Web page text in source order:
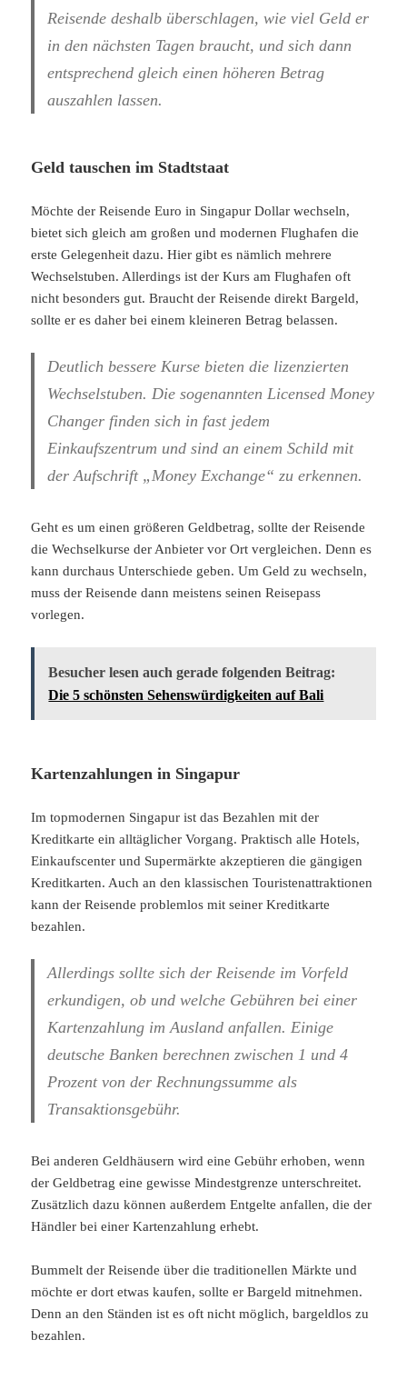
Reisende deshalb überschlagen, wie viel Geld er
in den nächsten Tagen braucht, und sich dann
entsprechend gleich einen höheren Betrag
auszahlen lassen.
Geld tauschen im Stadtstaat
Möchte der Reisende Euro in Singapur Dollar wechseln,
bietet sich gleich am großen und modernen Flughafen die
erste Gelegenheit dazu. Hier gibt es nämlich mehrere
Wechselstuben. Allerdings ist der Kurs am Flughafen oft
nicht besonders gut. Braucht der Reisende direkt Bargeld,
sollte er es daher bei einem kleineren Betrag belassen.
Deutlich bessere Kurse bieten die lizenzierten
Wechselstuben. Die sogenannten Licensed Money
Changer finden sich in fast jedem
Einkaufszentrum und sind an einem Schild mit
der Aufschrift „Money Exchange“ zu erkennen.
Geht es um einen größeren Geldbetrag, sollte der Reisende
die Wechselkurse der Anbieter vor Ort vergleichen. Denn es
kann durchaus Unterschiede geben. Um Geld zu wechseln,
muss der Reisende dann meistens seinen Reisepass
vorlegen.
Besucher lesen auch gerade folgenden Beitrag:
Die 5 schönsten Sehenswürdigkeiten auf Bali
Kartenzahlungen in Singapur
Im topmodernen Singapur ist das Bezahlen mit der
Kreditkarte ein alltäglicher Vorgang. Praktisch alle Hotels,
Einkaufscenter und Supermärkte akzeptieren die gängigen
Kreditkarten. Auch an den klassischen Touristenattraktionen
kann der Reisende problemlos mit seiner Kreditkarte
bezahlen.
Allerdings sollte sich der Reisende im Vorfeld
erkundigen, ob und welche Gebühren bei einer
Kartenzahlung im Ausland anfallen. Einige
deutsche Banken berechnen zwischen 1 und 4
Prozent von der Rechnungssumme als
Transaktionsgebühr.
Bei anderen Geldhäusern wird eine Gebühr erhoben, wenn
der Geldbetrag eine gewisse Mindestgrenze unterschreitet.
Zusätzlich dazu können außerdem Entgelte anfallen, die der
Händler bei einer Kartenzahlung erhebt.
Bummelt der Reisende über die traditionellen Märkte und
möchte er dort etwas kaufen, sollte er Bargeld mitnehmen.
Denn an den Ständen ist es oft nicht möglich, bargeldlos zu
bezahlen.